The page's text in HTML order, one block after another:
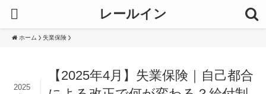
レールイン
ホーム 失業保険
【2025年4月】失業保険｜自己都合
2025